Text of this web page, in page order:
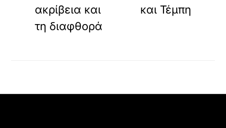
ακρίβεια και
τη διαφθορά
και Τέμπη